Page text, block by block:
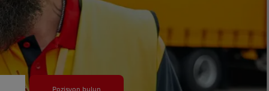
Pozisyon bulun